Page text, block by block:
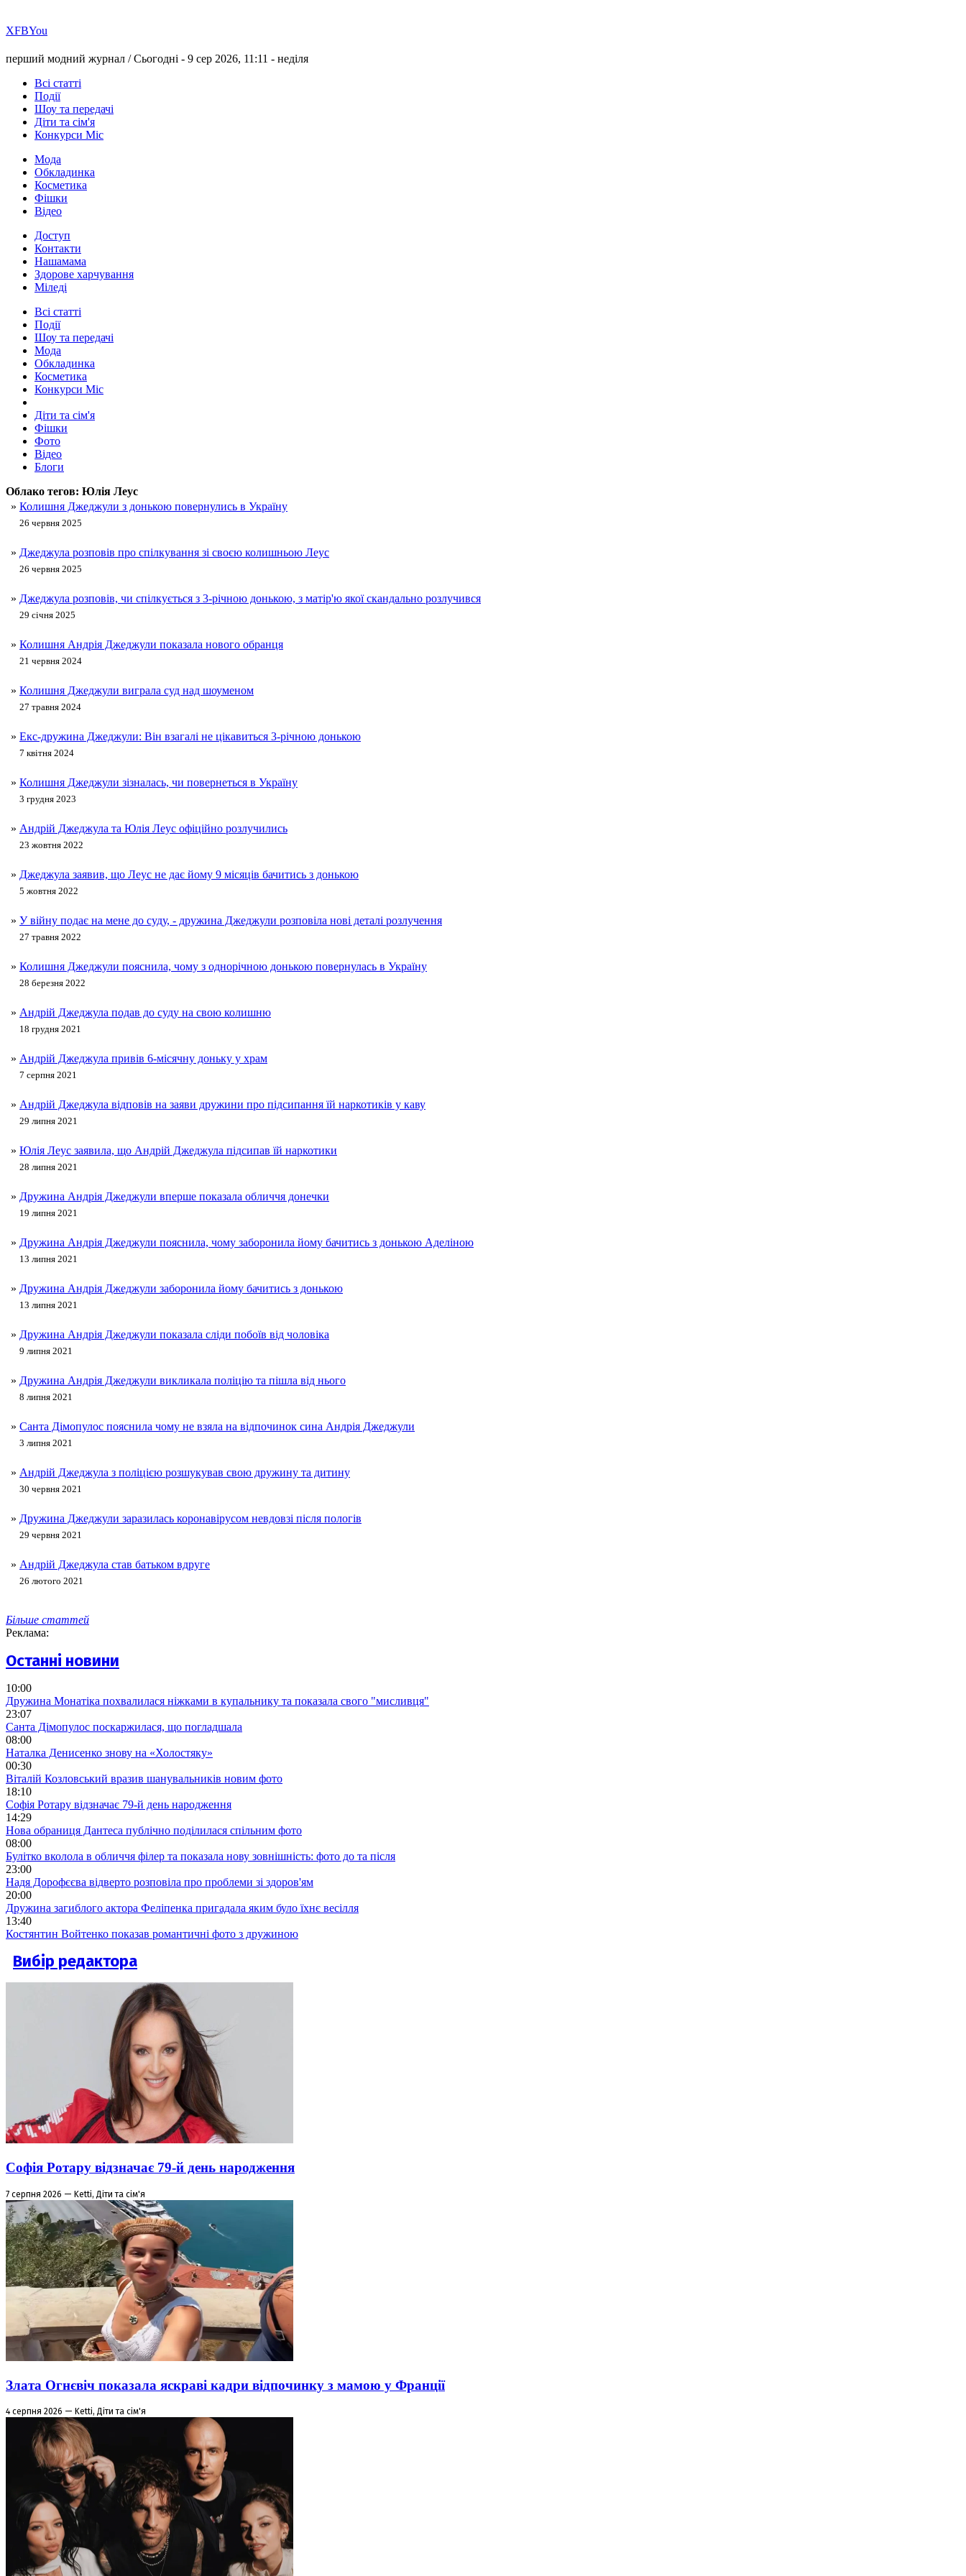
ХFBYou
перший модний журнал /Сьогодні - 9 сер 2026, 11:11 - неділя
Всі статті
Події
Шоу та передачі
Діти та сім'я
Конкурси Міс
Мода
Обкладинка
Косметика
Фішки
Відео
Доступ
Контакти
Нашамама
Здорове харчування
Міледі
Всі статті
Події
Шоу та передачі
Мода
Обкладинка
Косметика
Конкурси Міс
Діти та сім'я
Фішки
Фото
Відео
Блоги
Облако тегов: Юлія Леус
» Колишня Джеджули з донькою повернулись в Україну
26 червня 2025
» Джеджула розповів про спілкування зі своєю колишньою Леус
26 червня 2025
» Джеджула розповів, чи спілкується з 3-річною донькою, з матір'ю якої скандально розлучився
29 січня 2025
» Колишня Андрія Джеджули показала нового обранця
21 червня 2024
» Колишня Джеджули виграла суд над шоуменом
27 травня 2024
» Екс-дружина Джеджули: Він взагалі не цікавиться 3-річною донькою
7 квітня 2024
» Колишня Джеджули зізналась, чи повернеться в Україну
3 грудня 2023
» Андрій Джеджула та Юлія Леус офіційно розлучились
23 жовтня 2022
» Джеджула заявив, що Леус не дає йому 9 місяців бачитись з донькою
5 жовтня 2022
» У війну подає на мене до суду, - дружина Джеджули розповіла нові деталі розлучення
27 травня 2022
» Колишня Джеджули пояснила, чому з однорічною донькою повернулась в Україну
28 березня 2022
» Андрій Джеджула подав до суду на свою колишню
18 грудня 2021
» Андрій Джеджула привів 6-місячну доньку у храм
7 серпня 2021
» Андрій Джеджула відповів на заяви дружини про підсипання їй наркотиків у каву
29 липня 2021
» Юлія Леус заявила, що Андрій Джеджула підсипав їй наркотики
28 липня 2021
» Дружина Андрія Джеджули вперше показала обличчя донечки
19 липня 2021
» Дружина Андрія Джеджули пояснила, чому заборонила йому бачитись з донькою Аделіною
13 липня 2021
» Дружина Андрія Джеджули заборонила йому бачитись з донькою
13 липня 2021
» Дружина Андрія Джеджули показала сліди побоїв від чоловіка
9 липня 2021
» Дружина Андрія Джеджули викликала поліцію та пішла від нього
8 липня 2021
» Санта Дімопулос пояснила чому не взяла на відпочинок сина Андрія Джеджули
3 липня 2021
» Андрій Джеджула з поліцією розшукував свою дружину та дитину
30 червня 2021
» Дружина Джеджули заразилась коронавірусом невдовзі після пологів
29 червня 2021
» Андрій Джеджула став батьком вдруге
26 лютого 2021
Більше статтей
Реклама:
Останні новини
10:00
Дружина Монатіка похвалилася ніжками в купальнику та показала свого "мисливця"
23:07
Санта Дімопулос поскаржилася, що погладшала
08:00
Наталка Денисенко знову на «Холостяку»
00:30
Віталій Козловський вразив шанувальників новим фото
18:10
Софія Ротару відзначає 79-й день народження
14:29
Нова обраниця Дантеса публічно поділилася спільним фото
08:00
Булітко вколола в обличчя філер та показала нову зовнішність: фото до та після
23:00
Надя Дорофєєва відверто розповіла про проблеми зі здоров'ям
20:00
Дружина загиблого актора Феліпенка пригадала яким було їхнє весілля
13:40
Костянтин Войтенко показав романтичні фото з дружиною
Вибір редактора
Софія Ротару відзначає 79-й день народження
7 серпня 2026 — Ketti, Діти та сім'я
Злата Огнєвіч показала яскраві кадри відпочинку з мамою у Франції
4 серпня 2026 — Ketti, Діти та сім'я